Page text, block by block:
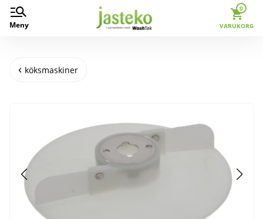
Meny
0
VARUKORG
köksmaskiner